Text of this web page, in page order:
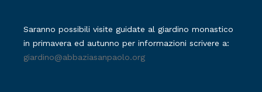
Saranno possibili visite guidate al giardino monastico
in primavera ed autunno per informazioni scrivere a:
giardino@abbaziasanpaolo.org